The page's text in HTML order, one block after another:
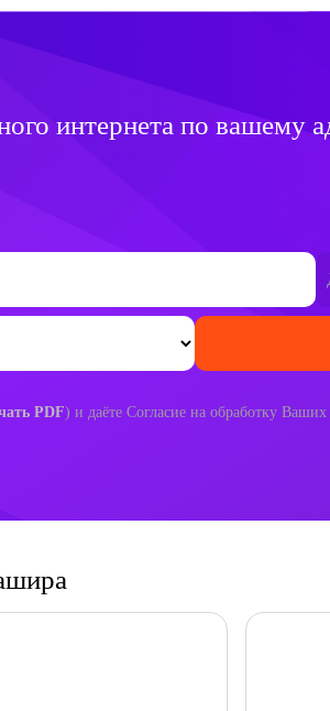
интернета по вашему
PDF) и даёте Согласие на обработку